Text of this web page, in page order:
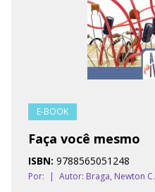
E-BOOK
Faça você mesmo
ISBN: 9788565051248
Por: | Autor: Braga, Newton C.